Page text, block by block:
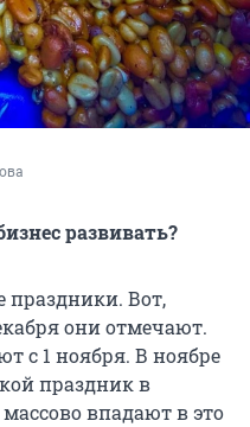
развивать?
праздники. Вот,
они отмечают.
с 1 ноября. В ноябре
праздник в
впадают в это